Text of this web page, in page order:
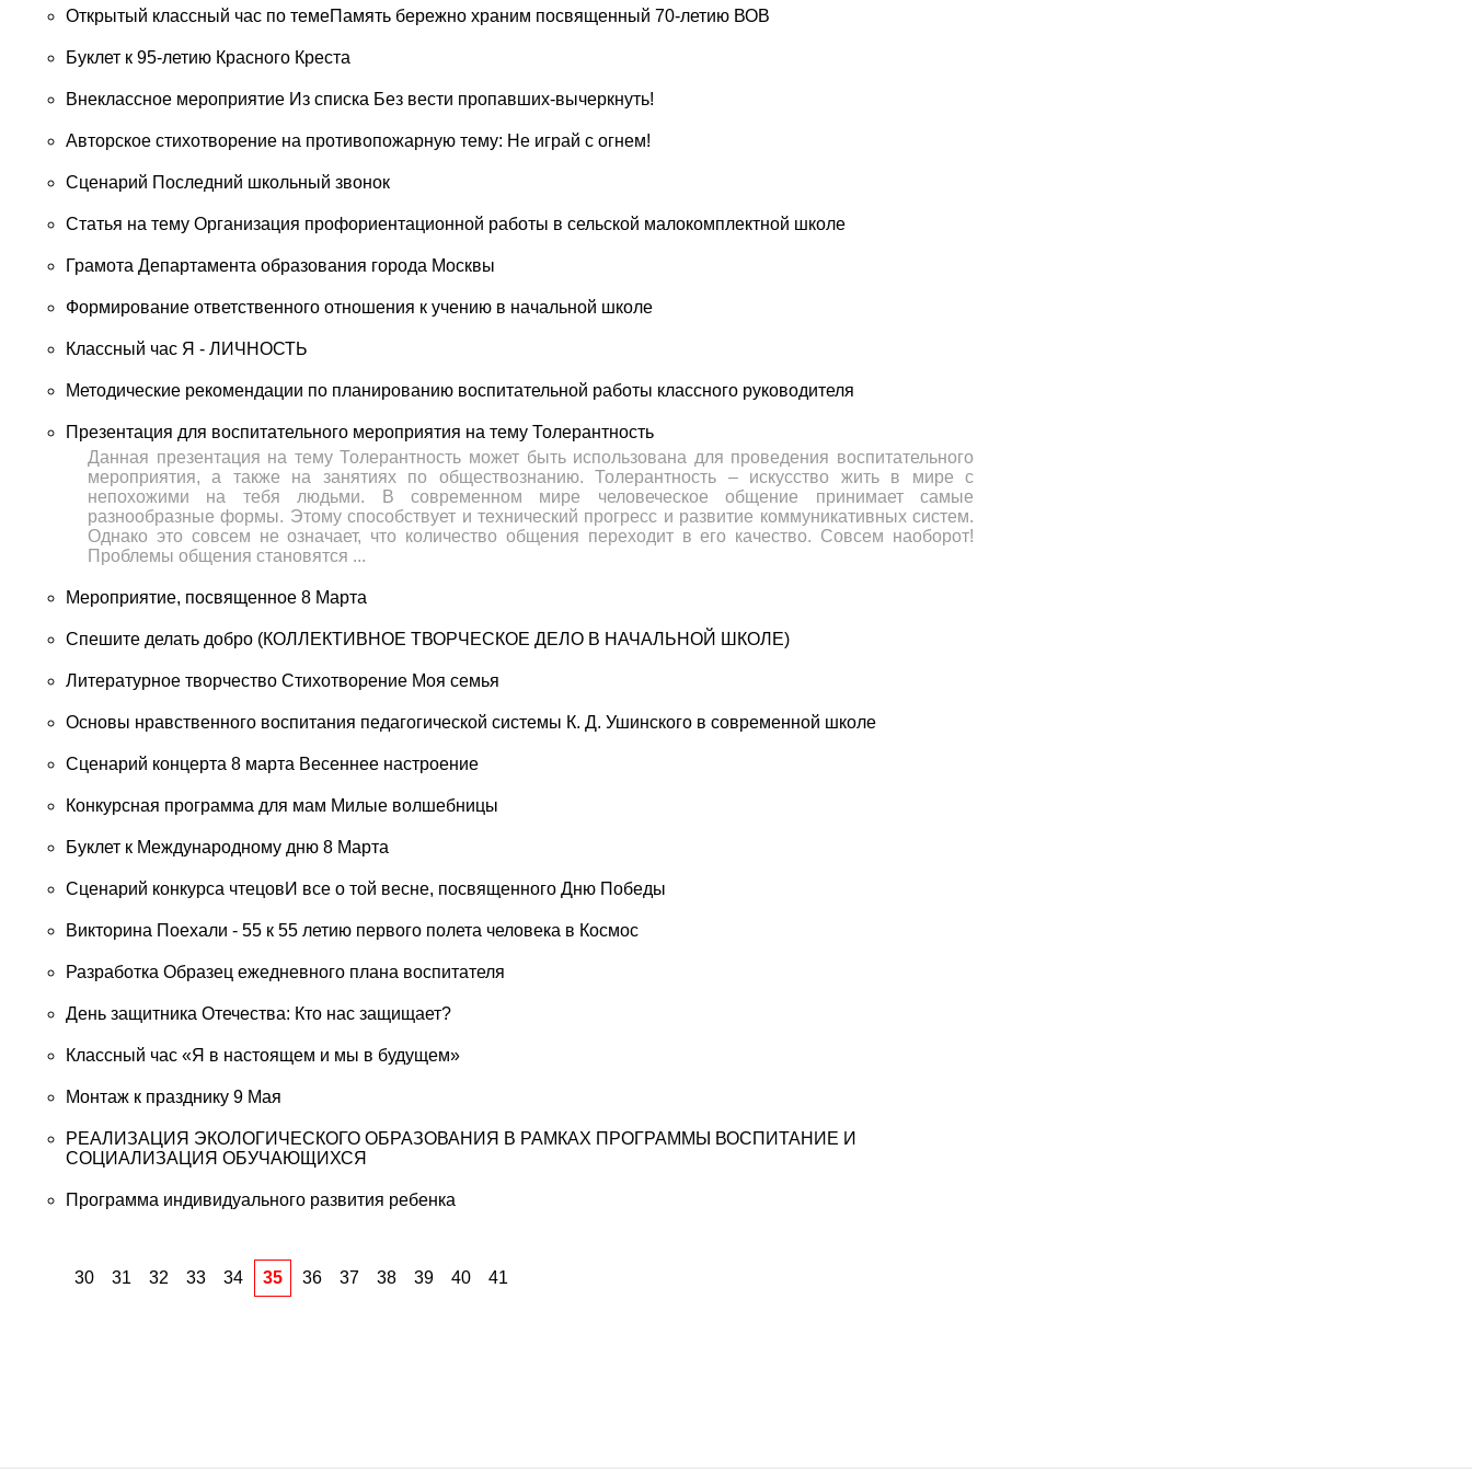
Открытый классный час по темеПамять бережно храним посвященный 70-летию ВОВ
Буклет к 95-летию Красного Креста
Внеклассное мероприятие Из списка Без вести пропавших-вычеркнуть!
Авторское стихотворение на противопожарную тему: Не играй с огнем!
Сценарий Последний школьный звонок
Статья на тему Организация профориентационной работы в сельской малокомплектной школе
Грамота Департамента образования города Москвы
Формирование ответственного отношения к учению в начальной школе
Классный час Я - ЛИЧНОСТЬ
Методические рекомендации по планированию воспитательной работы классного руководителя
Презентация для воспитательного мероприятия на тему Толерантность
Данная презентация на тему Толерантность может быть использована для проведения воспитательного
мероприятия, а также на занятиях по обществознанию. Толерантность – искусство жить в мире с
непохожими на тебя людьми. В современном мире человеческое общение принимает самые
разнообразные формы. Этому способствует и технический прогресс и развитие коммуникативных систем.
Однако это совсем не означает, что количество общения переходит в его качество. Совсем наоборот!
Проблемы общения становятся ...
Мероприятие, посвященное 8 Марта
Спешите делать добро (КОЛЛЕКТИВНОЕ ТВОРЧЕСКОЕ ДЕЛО В НАЧАЛЬНОЙ ШКОЛЕ)
Литературное творчество Стихотворение Моя семья
Основы нравственного воспитания педагогической системы К. Д. Ушинского в современной школе
Сценарий концерта 8 марта Весеннее настроение
Конкурсная программа для мам Милые волшебницы
Буклет к Международному дню 8 Марта
Сценарий конкурса чтецовИ все о той весне, посвященного Дню Победы
Викторина Поехали - 55 к 55 летию первого полета человека в Космос
Разработка Образец ежедневного плана воспитателя
День защитника Отечества: Кто нас защищает?
Классный час «Я в настоящем и мы в будущем»
Монтаж к празднику 9 Мая
РЕАЛИЗАЦИЯ ЭКОЛОГИЧЕСКОГО ОБРАЗОВАНИЯ В РАМКАХ ПРОГРАММЫ ВОСПИТАНИЕ И
СОЦИАЛИЗАЦИЯ ОБУЧАЮЩИХСЯ
Программа индивидуального развития ребенка
30 31 32 33 34 35 36 37 38 39 40 41